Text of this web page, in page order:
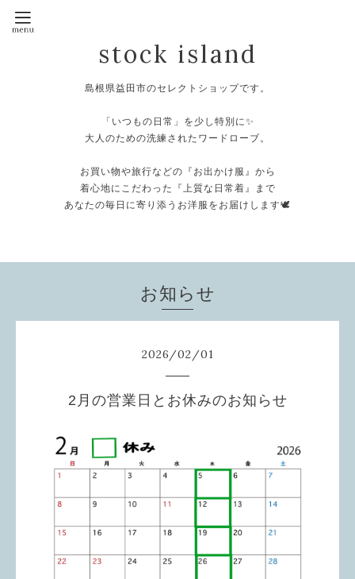
stock island
島根県益田市のセレクトショップです。
「いつもの日常」を少し特別に✨
大人のための洗練されたワードローブ。
お買い物や旅行などの『お出かけ服』から
着心地にこだわった『上質な日常着』まで
あなたの毎日に寄り添うお洋服をお届けします🕊️
お知らせ
2026/02/01
2月の営業日とお休みのお知らせ